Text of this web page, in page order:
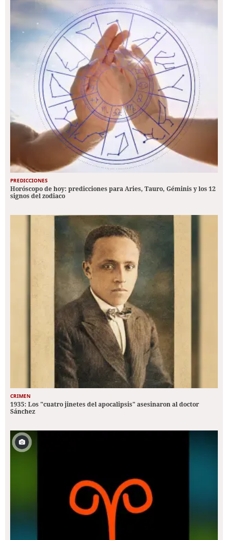
PREDICCIONES
Horóscopo de hoy: predicciones para Aries, Tauro, Géminis y los 12
signos del zodiaco
CRIMEN
1935: Los "cuatro jinetes del apocalipsis" asesinaron al doctor
Sánchez